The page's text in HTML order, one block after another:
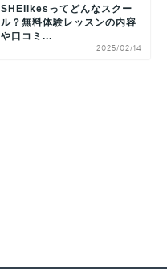
SHElikesってどんなスクー
ル？無料体験レッスンの内容
や口コミ...
2025/02/14